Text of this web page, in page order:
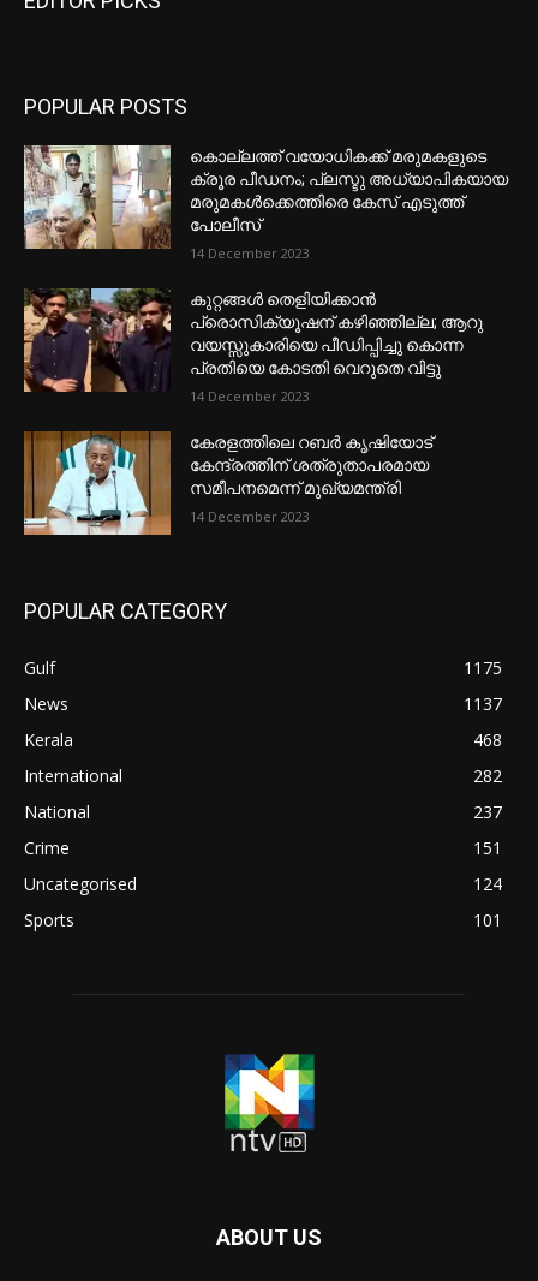
POPULAR POSTS
കൊല്ലത്ത് വയോധികക്ക് മരുമകളുടെ
ക്രൂര പീഡനം; പ്ലസ്ടു അധ്യാപികയായ
മരുമകൾക്കെത്തിരെ കേസ് എടുത്ത്
പോലീസ്
14 December 2023
കുറ്റങ്ങൾ തെളിയിക്കാൻ
പ്രൊസിക്യൂഷന് കഴിഞ്ഞില്ല; ആറു
വയസ്സുകാരിയെ പീഡിപ്പിച്ചു കൊന്ന
പ്രതിയെ കോടതി വെറുതെ വിട്ടു
14 December 2023
കേരളത്തിലെ റബർ കൃഷിയോട്
കേന്ദ്രത്തിന് ശത്രുതാപരമായ
സമീപനമെന്ന് മുഖ്യമന്ത്രി
14 December 2023
POPULAR CATEGORY
Gulf
1175
News
1137
Kerala
468
International
282
National
237
Crime
151
Uncategorised
124
Sports
101
ABOUT US